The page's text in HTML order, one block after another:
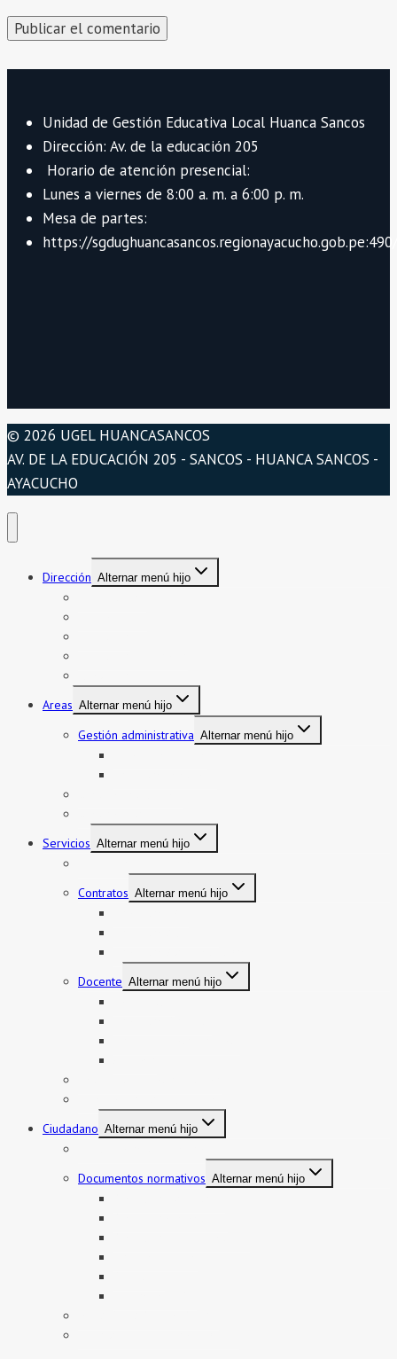
Unidad de Gestión Educativa Local Huanca Sancos
Dirección: Av. de la educación 205
Horario de atención presencial:
Lunes a viernes de 8:00 a. m. a 6:00 p. m.
Mesa de partes:
https://
© 2026 UGEL HUANCASANCOS
AV. DE LA EDUCACIÓN 205 - SANCOS - HUANCA SANCOS -
AYACUCHO
Dirección Alternar menú hijo
Areas Alternar menú hijo
Gestión administrativa Alternar menú hijo
Servicios Alternar menú hijo
Contratos Alternar menú hijo
Docente Alternar menú hijo
Ciudadano Alternar menú hijo
Documentos normativos Alternar menú hijo